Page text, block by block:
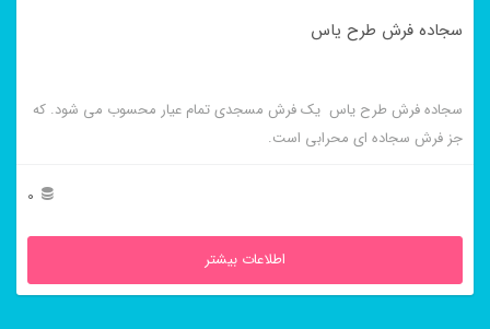
سجاده فرش طرح یاس
سجاده فرش طرح یاس یک فرش مسجدی تمام عیار محسوب می شود. که
جز فرش سجاده ای محرابی است.
0
اطلاعات بیشتر